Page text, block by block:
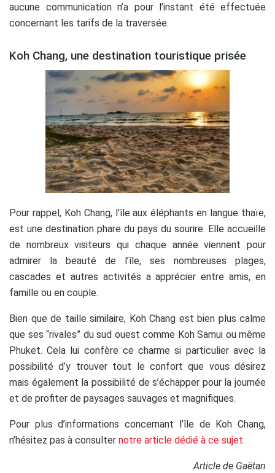
aucune communication n’a pour l’instant été effectuée
concernant les tarifs de la traversée.
Koh Chang, une destination touristique prisée
Pour rappel, Koh Chang, l’île aux éléphants en langue thaïe,
est une destination phare du pays du sourire. Elle accueille
de nombreux visiteurs qui chaque année viennent pour
admirer la beauté de l’île, ses nombreuses plages,
cascades et autres activités a apprécier entre amis, en
famille ou en couple.
Bien que de taille similaire, Koh Chang est bien plus calme
que ses “rivales” du sud ouest comme Koh Samui ou même
Phuket. Cela lui confère ce charme si particulier avec la
possibilité d’y trouver tout le confort que vous désirez
mais également la possibilité de s’échapper pour la journée
et de profiter de paysages sauvages et magnifiques.
Pour plus d’informations concernant l’île de Koh Chang,
n’hésitez pas à consulter notre article dédié à ce sujet.
Article de Gaëtan